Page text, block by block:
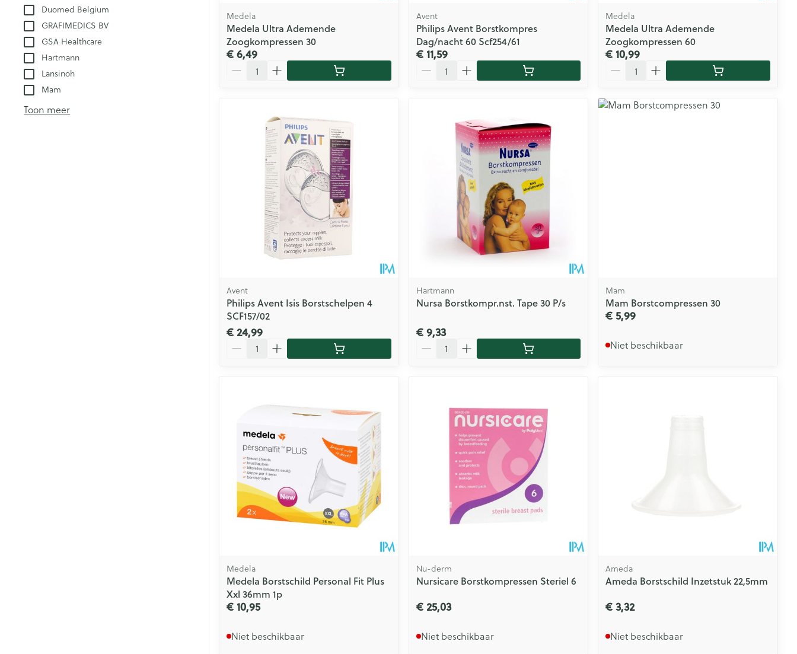
Duomed Belgium
GRAFIMEDICS BV
GSA Healthcare
Hartmann
Lansinoh
Mam
Toon meer
Medela
Medela Ultra Ademende
Zoogkompressen 30
€ 6,49
Avent
Philips Avent Borstkompres
Dag/nacht 60 Scf254/61
€ 11,59
Medela
Medela Ultra Ademende
Zoogkompressen 60
€ 10,99
Avent
Philips Avent Isis Borstschelpen 4
SCF157/02
€ 24,99
Hartmann
Nursa Borstkompr.nst. Tape 30 P/s
€ 9,33
Mam
Mam Borstcompressen 30
€ 5,99
Niet beschikbaar
Medela
Medela Borstschild Personal Fit Plus
Xxl 36mm 1p
€ 10,95
Niet beschikbaar
Nu-derm
Nursicare Borstkompressen Steriel 6
€ 25,03
Niet beschikbaar
Ameda
Ameda Borstschild Inzetstuk 22,5mm
€ 3,32
Niet beschikbaar